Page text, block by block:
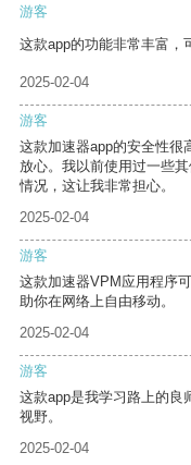
游客
这款app的功能非常丰富，
2025-02-04
游客
这款加速器app的安全性很
放心。我以前使用过一些
情况，这让我非常担心。
2025-02-04
游客
这款加速器VPM应用程序
助你在网络上自由移动。
2025-02-04
游客
这款app是我学习路上的良
视野。
2025-02-04